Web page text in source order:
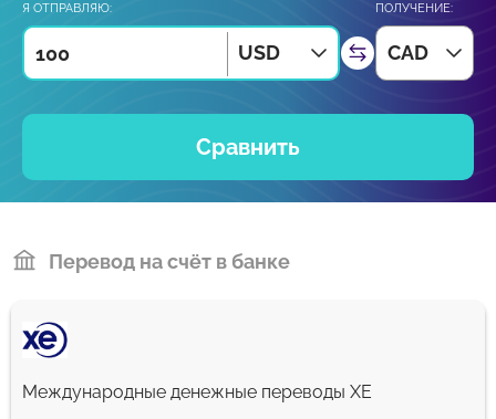
Я ОТПРАВЛЯЮ:
USD
ПОЛУЧЕНИЕ:
CAD
Сравнить
Перевод на счёт в банке
Международные денежные переводы ХЕ